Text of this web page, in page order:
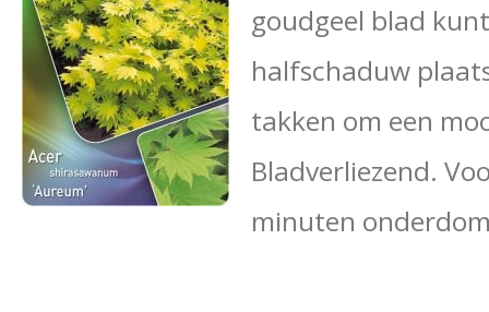
goudgeel blad
halfschaduw
takken om een
Bladverliezend.
minuten